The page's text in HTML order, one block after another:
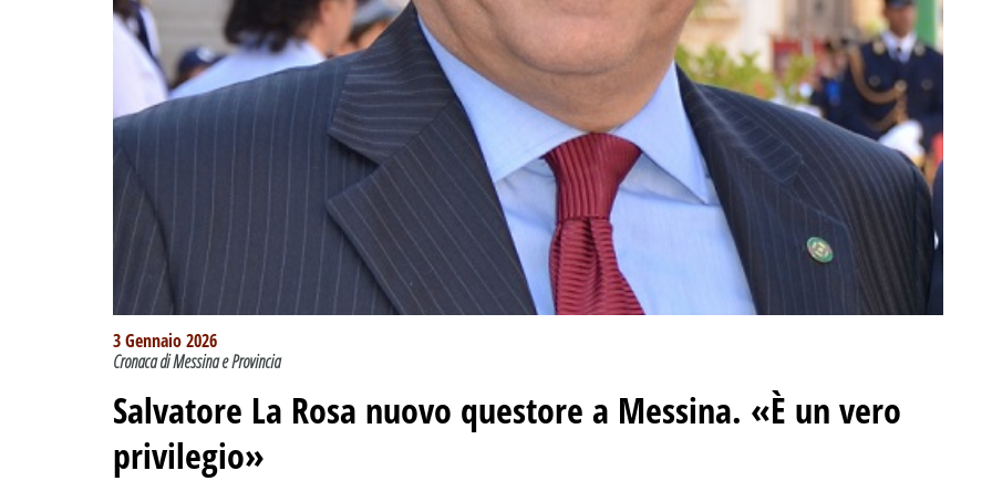
3 Gennaio 2026
Cronaca di Messina e Provincia
Salvatore La Rosa nuovo questore a Messina. «È un vero
privilegio»